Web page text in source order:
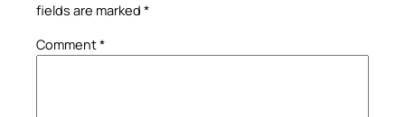
fields are marked *
Comment*